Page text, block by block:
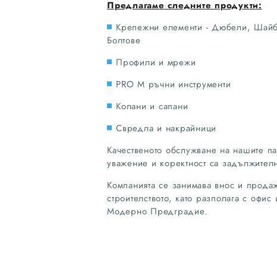
Предлагаме следните продукти:
Крепежни елементи - Дюбели,
Болтове
Профили и мрежи
PRO M ръчни инструменти
Колани и сапани
Свредла и накрайници
Качественото обслужване на нашите
уважение и коректност са
Компанията се занимава внос и
строителството, като разполага с
Модерно Предградие.